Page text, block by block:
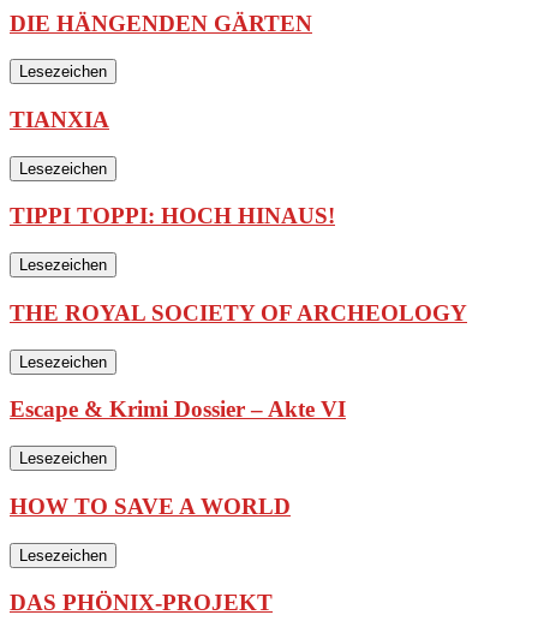
DIE HÄNGENDEN GÄRTEN
Lesezeichen
TIANXIA
Lesezeichen
TIPPI TOPPI: HOCH HINAUS!
Lesezeichen
THE ROYAL SOCIETY OF ARCHEOLOGY
Lesezeichen
Escape & Krimi Dossier – Akte VI
Lesezeichen
HOW TO SAVE A WORLD
Lesezeichen
DAS PHÖNIX-PROJEKT